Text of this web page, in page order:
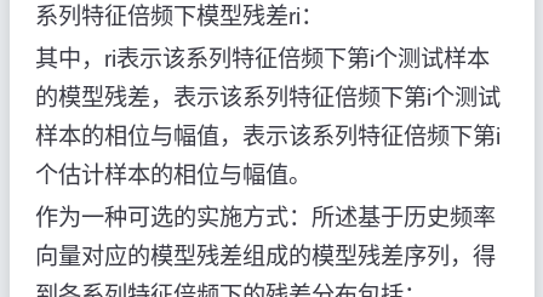
系列特征倍频下模型残差ri：
其中，ri表示该系列特征倍频下第i个测试样本
的模型残差， 表示该系列特征倍频下第i个测试
样本的相位与幅值， 表示该系列特征倍频下第i
个估计样本的相位与幅值。
作为一种可选的实施方式：所述基于历史频率
向量对应的模型残差组成的模型残差序列，得